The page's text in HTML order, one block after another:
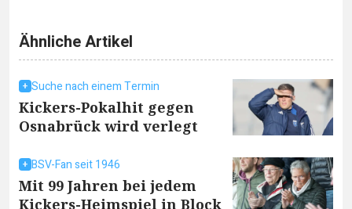
Ähnliche Artikel
Suche nach einem Termin
Kickers-Pokalhit gegen
Osnabrück wird verlegt
BSV-Fan seit 1946
Mit 99 Jahren bei jedem
Kickers-Heimspiel in Block